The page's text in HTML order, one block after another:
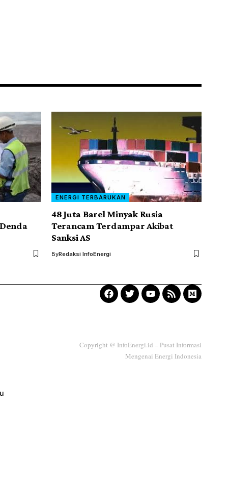
ENERGI TERBARUKAN
48 Juta Barel Minyak Rusia
Terancam Terdampar Akibat
Sanksi AS
ByRedaksi InfoEnergi
Copyright @ InfoEnergi.id – Pusat Informasi
Mengenai Energi Indonesia